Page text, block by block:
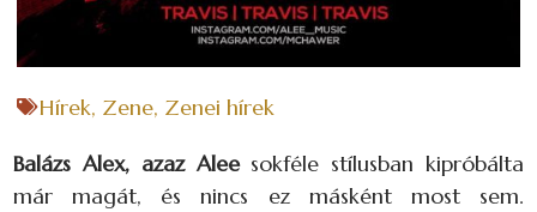
Hírek, Zene, Zenei hírek
Balázs Alex, azaz Aleesokféle stílusban kipróbálta
már magát, és nincs ez másként most sem.